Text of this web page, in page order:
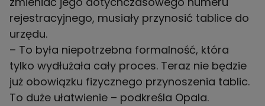
rejestracyjnego, musiały przynosić tablice do
urzędu.
– To była niepotrzebna formalność, która
tylko wydłużała cały proces. Teraz nie będzie
już obowiązku fizycznego przynoszenia tablic.
To duże ułatwienie – podkreśla Opala.